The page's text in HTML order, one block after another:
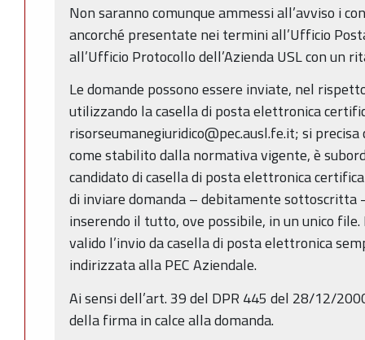
Non saranno comunque ammessi all’avviso i
ancorché presentate nei termini all’Ufficio
all’Ufficio Protocollo dell’Azienda USL con un
Le domande possono essere inviate, nel
utilizzando la casella di posta elettronica
risorseumanegiuridico@pec.ausl.fe.it; si
come stabilito dalla normativa vigente, è
candidato di casella di posta elettronica
di inviare domanda – debitamente sottoscritta
inserendo il tutto, ove possibile, in un unico
valido l’invio da casella di posta elettronica
indirizzata alla PEC Aziendale.
Ai sensi dell’art. 39 del DPR 445 del 28/12/
della firma in calce alla domanda.